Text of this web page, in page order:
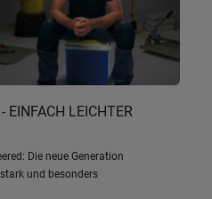
EINFACH LEICHTER
Die neue Generation
und besonders